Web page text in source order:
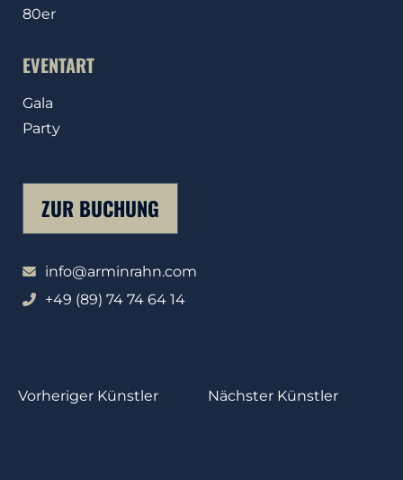
80er
EVENTART
Gala
Party
ZUR BUCHUNG
info@arminrahn.com
+49 (89) 74 74 64 14
Vorheriger Künstler Nächster Künstler